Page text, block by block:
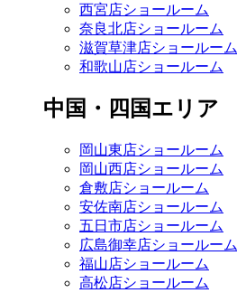
西宮店ショールーム
奈良北店ショールーム
滋賀草津店ショールーム
和歌山店ショールーム
中国・四国エリア
岡山東店ショールーム
岡山西店ショールーム
倉敷店ショールーム
安佐南店ショールーム
五日市店ショールーム
広島御幸店ショールーム
福山店ショールーム
高松店ショールーム